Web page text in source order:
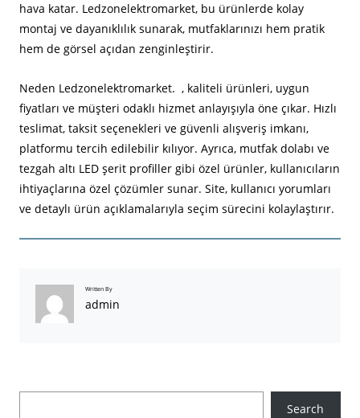
hava katar. Ledzonelektromarket, bu ürünlerde kolay
montaj ve dayanıklılık sunarak, mutfaklarınızı hem pratik
hem de görsel açıdan zenginleştirir.
Neden Ledzonelektromarket. , kaliteli ürünleri, uygun
fiyatları ve müşteri odaklı hizmet anlayışıyla öne çıkar. Hızlı
teslimat, taksit seçenekleri ve güvenli alışveriş imkanı,
platformu tercih edilebilir kılıyor. Ayrıca, mutfak dolabı ve
tezgah altı LED şerit profiller gibi özel ürünler, kullanıcıların
ihtiyaçlarına özel çözümler sunar. Site, kullanıcı yorumları
ve detaylı ürün açıklamalarıyla seçim sürecini kolaylaştırır.
Written By
admin
Search